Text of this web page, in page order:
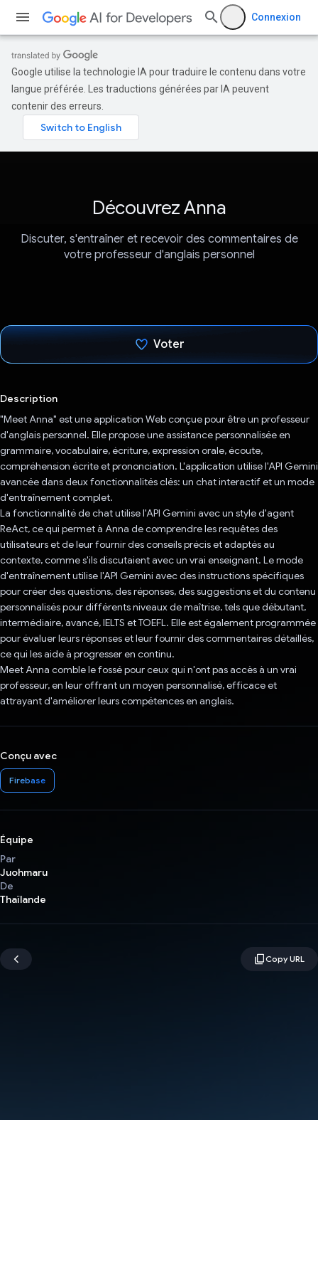
Connexion
Google utilise la technologie IA pour traduire le contenu dans votre
langue préférée. Les traductions générées par IA peuvent
contenir des erreurs.
Découvrez Anna
Discuter, s'entraîner et recevoir des commentaires de
votre professeur d'anglais personnel
Voter
Description
"Meet Anna" est une application Web conçue pour être un professeur
d'anglais personnel. Elle propose une assistance personnalisée en
grammaire, vocabulaire, écriture, expression orale, écoute,
compréhension écrite et prononciation. L'application utilise l'API Gemini
avancée dans deux fonctionnalités clés: un chat interactif et un mode
d'entraînement complet.
La fonctionnalité de chat utilise l'API Gemini avec un style d'agent
ReAct, ce qui permet à Anna de comprendre les requêtes des
utilisateurs et de leur fournir des conseils précis et adaptés au
contexte, comme s'ils discutaient avec un vrai enseignant. Le mode
d'entraînement utilise l'API Gemini avec des instructions spécifiques
pour créer des questions, des réponses, des suggestions et du contenu
personnalisés pour différents niveaux de maîtrise, tels que débutant,
intermédiaire, avancé, IELTS et TOEFL. Elle est également programmée
pour évaluer leurs réponses et leur fournir des commentaires détaillés,
ce qui les aide à progresser en continu.
Meet Anna comble le fossé pour ceux qui n'ont pas accès à un vrai
professeur, en leur offrant un moyen personnalisé, efficace et
attrayant d'améliorer leurs compétences en anglais.
Conçu avec
Firebase
Équipe
Par
Juohmaru
De
Thaïlande